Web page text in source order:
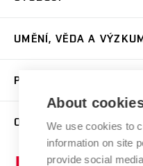
Přijímačky
Dny otevřených dveří
Přípravné kurzy
Studium bez bariér
Katedra teorií a dějin umění
Kabinety a dílny
Časový plán studia
Studijní předpisy a
Studium a stáže v zahraničí
Rezidenční pobyty
UMĚNÍ, VĚDA A
Publikační činnost
Projekty
PRO VEŘEJNOST
Letní školy a semestrální
Nakladatelská a
Research Catalogue
O FAKULTĚ
Aktuality
About
We use cookies to
information on site
provide social